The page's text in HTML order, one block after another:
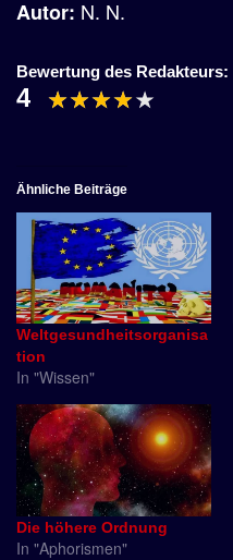
Autor: N. N.
Bewertung des Redakteurs:
4
Ähnliche Beiträge
Weltgesundheitsorganisa
tion
In "Wissen"
Die höhere Ordnung
In "Aphorismen"